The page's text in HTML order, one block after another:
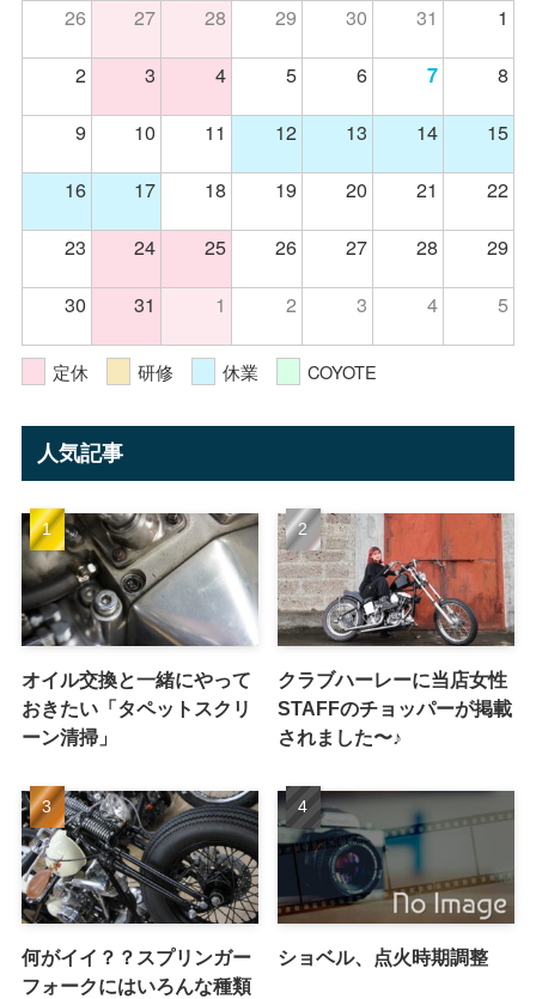
26 27 28 29 30 31
1
2
3 4 5 6 7
8
9
10 11 12 13 14
15
16
17 18 19 20 21
22
23
24 25 26 27 28
29
30
31 1 2 3 4 5
定休 研修 休業 COYOTE
人気記事
オイル交換と一緒にやって
おきたい「タペットスクリ
ーン清掃」
クラブハーレーに当店女性
STAFFのチョッパーが掲載
されました〜♪
何がイイ？？スプリンガー
フォークにはいろんな種類
ショベル、点火時期調整